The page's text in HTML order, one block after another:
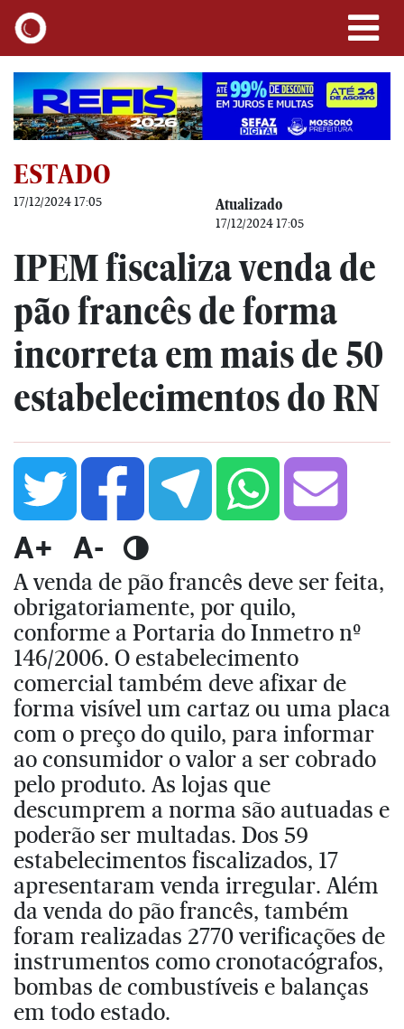
ESTADO
17/12/2024 17:05 Atualizado
17/12/2024 17:05
IPEM fiscaliza venda de
pão francês de forma
incorreta em mais de 50
estabelecimentos do RN
A+ A-
A venda de pão francês deve ser feita,
obrigatoriamente, por quilo,
conforme a Portaria do Inmetro nº
146/2006. O estabelecimento
comercial também deve afixar de
forma visível um cartaz ou uma placa
com o preço do quilo, para informar
ao consumidor o valor a ser cobrado
pelo produto. As lojas que
descumprem a norma são autuadas e
poderão ser multadas. Dos 59
estabelecimentos fiscalizados, 17
apresentaram venda irregular. Além
da venda do pão francês, também
foram realizadas 2770 verificações de
instrumentos como cronotacógrafos,
bombas de combustíveis e balanças
em todo estado.